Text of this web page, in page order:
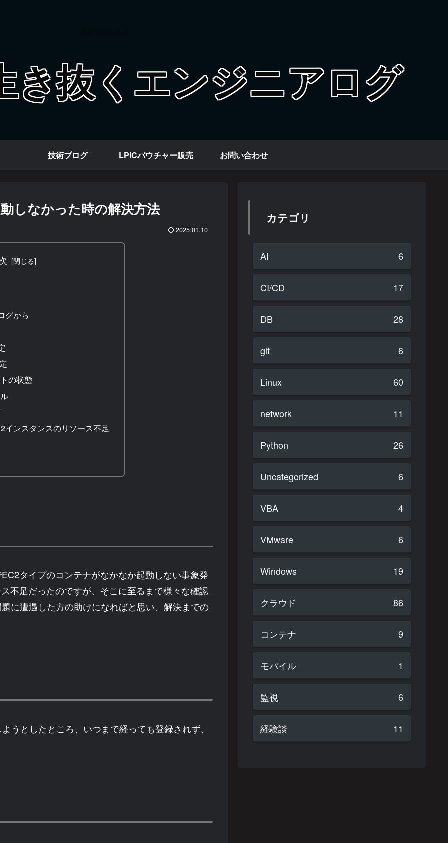
技術ブログ LPICバウチャー販売 お問い合わせ
しなかった時の解決方法
2025.01.10
グから
の状態
インスタンスのリソース不足
タイプのコンテナがなかなか起動しない事象発
不足だったのですが、そこに至るまで様々な確認
に遭遇した方の助けになればと思い、解決までの
うとしたところ、いつまで経っても登録されず、
カテゴリ
AI 6
CI/CD 17
DB 28
git 6
Linux 60
network 11
Python 26
Uncategorized 6
VBA 4
VMware 6
Windows 19
クラウド 86
コンテナ 9
モバイル 1
監視 6
経験談 11